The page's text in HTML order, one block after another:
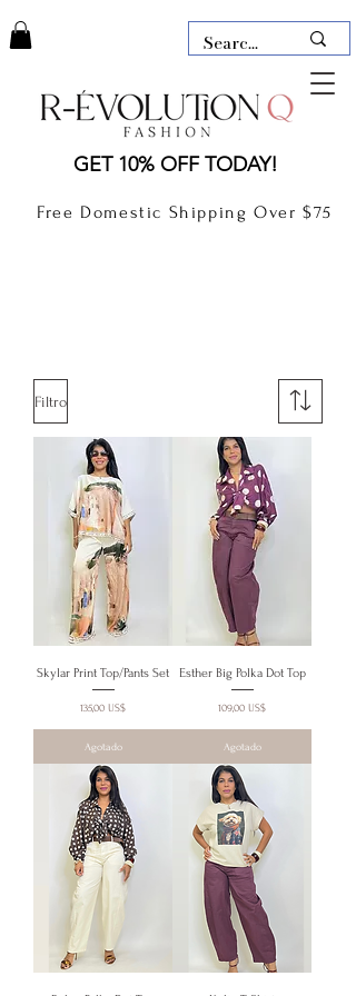
LAUDERDALE BY THE SEA,
FLORIDA
GET 10% OFF TODAY!
R-EVOLUTION Q- BOUTIQUE
boutique Lauderdale by the Sea
Free Domestic Shipping Over $75
Filtro
Skylar Print Top/Pants Set
Precio
135,00 US$
Agotado
Esther Big Polka Dot Top
Precio
109,00 US$
Agotado